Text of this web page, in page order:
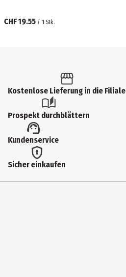
CHF 19.55 / 1 Stk.
Kostenlose Lieferung in die Filiale
Prospekt durchblättern
Kundenservice
Sicher einkaufen